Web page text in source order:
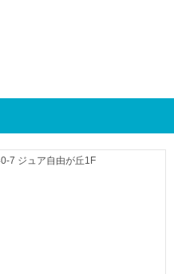
7 ジュア自由が丘1F